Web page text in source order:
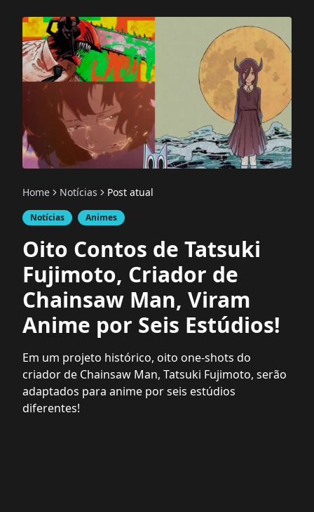
Home Notícias Post atual
Notícias Animes
Oito Contos de Tatsuki
Fujimoto, Criador de
Chainsaw Man, Viram
Anime por Seis Estúdios!
Em um projeto histórico, oito one-shots do
criador de Chainsaw Man, Tatsuki Fujimoto, serão
adaptados para anime por seis estúdios
diferentes!